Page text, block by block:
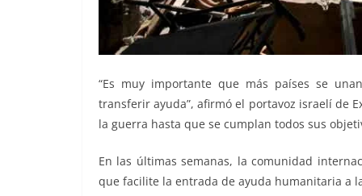
“Es muy importante que más países se
transferir ayuda”, afirmó el portavoz israelí de
la guerra hasta que se cumplan todos sus
En las últimas semanas, la comunidad
que facilite la entrada de ayuda humanitaria a